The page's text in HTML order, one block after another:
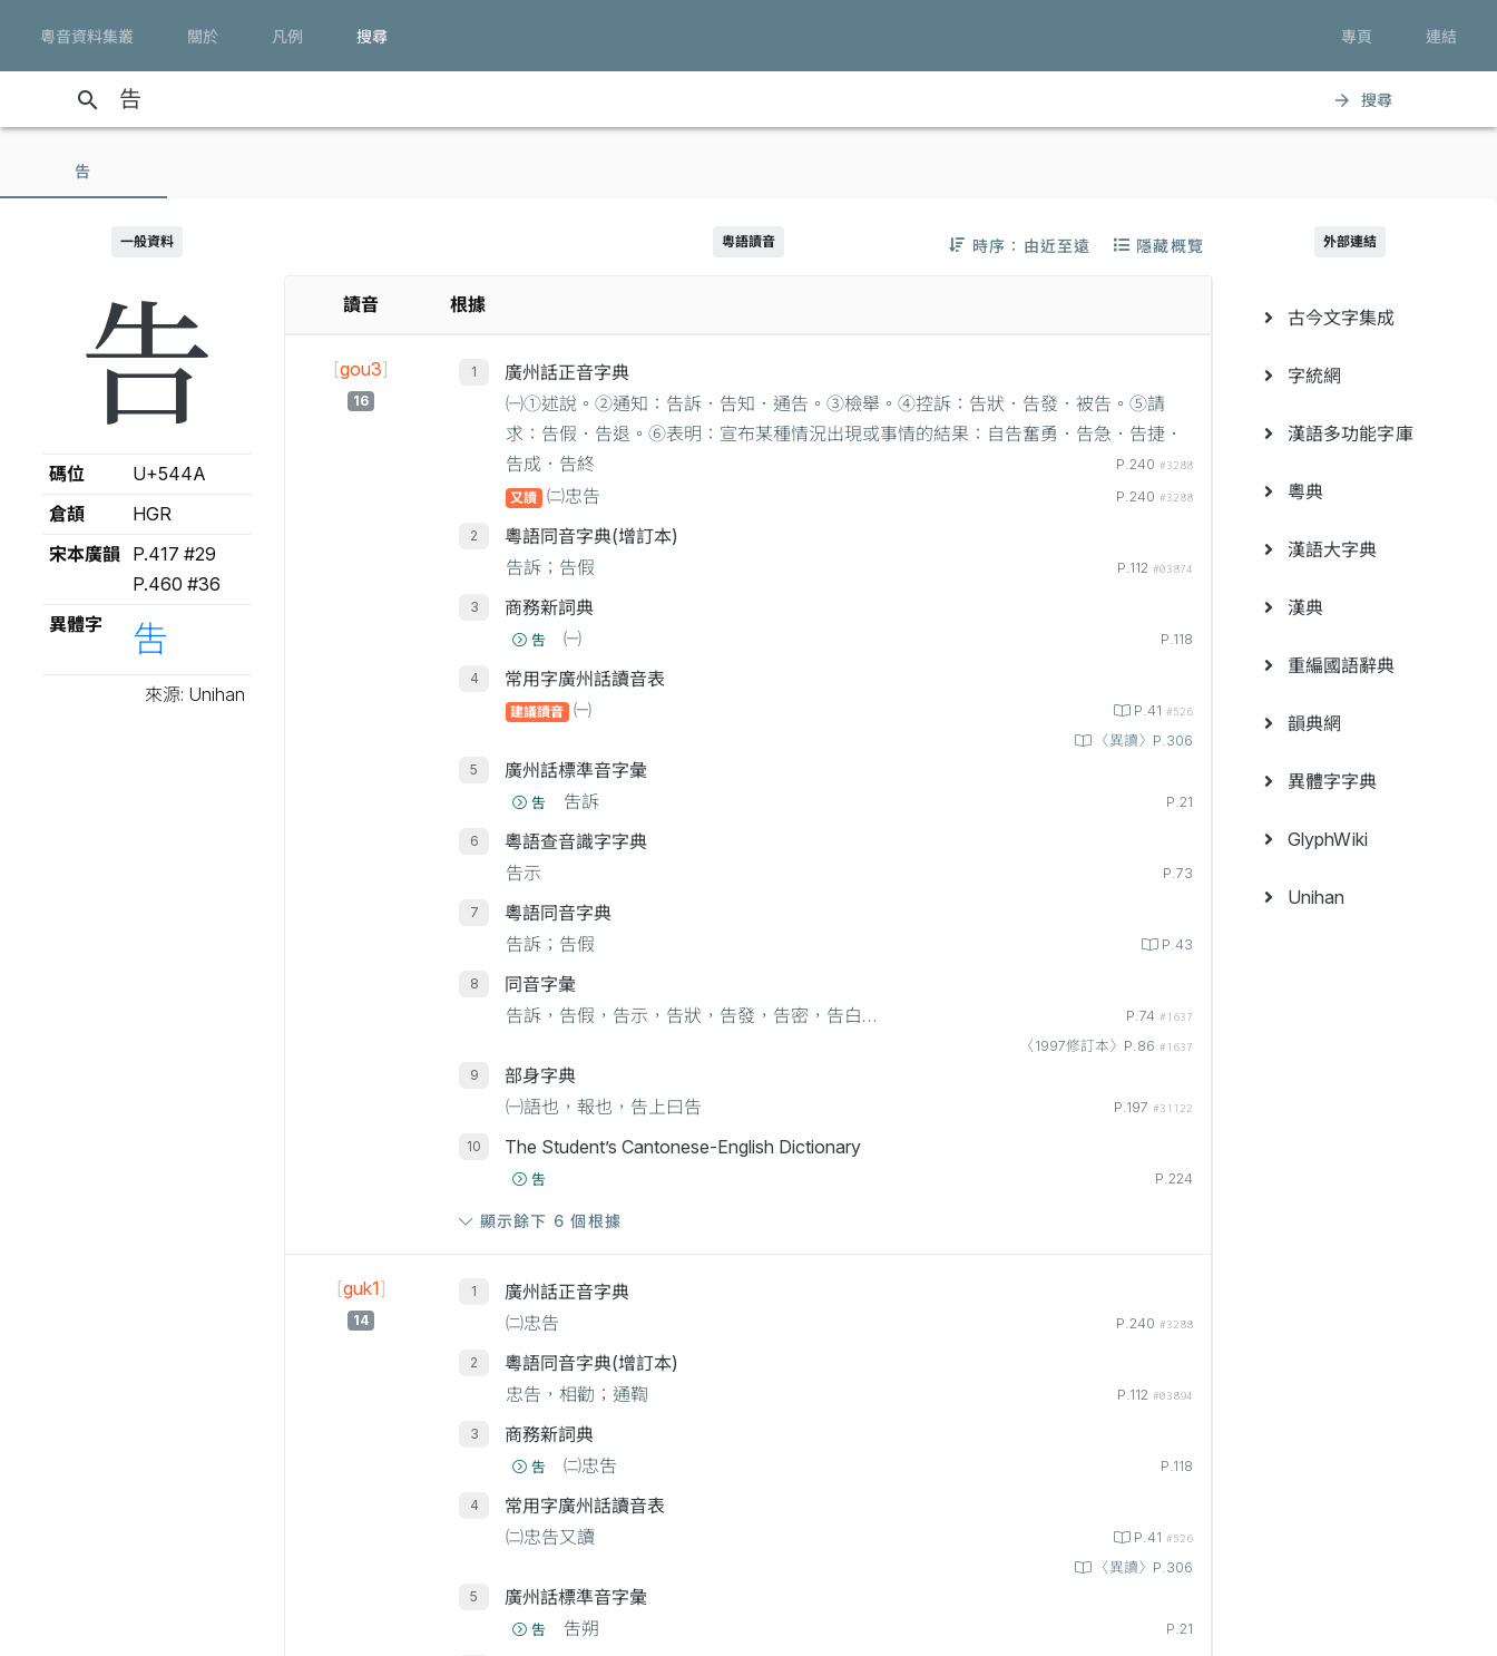
粵音資料集叢 關於 凡例 搜尋 專頁 連結
search arrow_forward 搜尋
告
一般資料
告
碼位
U+544A
倉頡
HGR
宋本廣韻
P.417 #29
P.460 #36
異體字
吿
來源: Unihan
粵語讀音 時序：由近至遠 隱藏概覽
讀音 根據
[gou3]
16
廣州話正音字典
㈠①述說。②通知：告訴．告知．通告。③檢舉。④控訴：告狀．告發．被告。⑤請
求：告假．告退。⑥表明：宣布某種情況出現或事情的結果：自告奮勇．告急．告捷．
告成．告終
P.240 #3288
又讀 ㈡忠告 P.240 #3288
粵語同音字典(增訂本)
告訴；告假
P.112 #03874
商務新詞典
吿 ㈠ P.118
常用字廣州話讀音表
建議讀音 ㈠ P.41 #526
〈異讀〉P.306
廣州話標準音字彙
吿 吿訴 P.21
粵語查音識字字典
告示
P.73
粵語同音字典
告訴；告假
P.43
同音字彙
告訴，告假，告示，告狀，告發，告密，告白…
P.74 #1637
〈1997修訂本〉P.86 #1637
部身字典
㈠語也，報也，告上曰告
P.197 #31122
The Student’s Cantonese-English Dictionary
吿 P.224
顯示餘下 6 個根據
[guk1]
14
廣州話正音字典
㈡忠告
P.240 #3288
粵語同音字典(增訂本)
忠告，相勸；通鞫
P.112 #03894
商務新詞典
吿 ㈡忠吿 P.118
常用字廣州話讀音表
㈡忠告又讀
P.41 #526
〈異讀〉P.306
廣州話標準音字彙
吿 吿朔 P.21
外部連結
古今文字集成
字統網
漢語多功能字庫
粵典
漢語大字典
漢典
重編國語辭典
韻典網
異體字字典
GlyphWiki
Unihan